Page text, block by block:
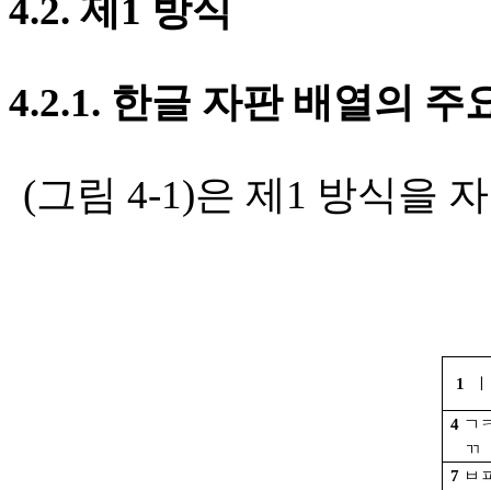
4.2. 제 1 방식
4.2.1. 한글 자판 배열의 주
(그림 4-1)은 제 1 방식을
1 ㅣ
4 ㄱ
ㄲ
7 ㅂ